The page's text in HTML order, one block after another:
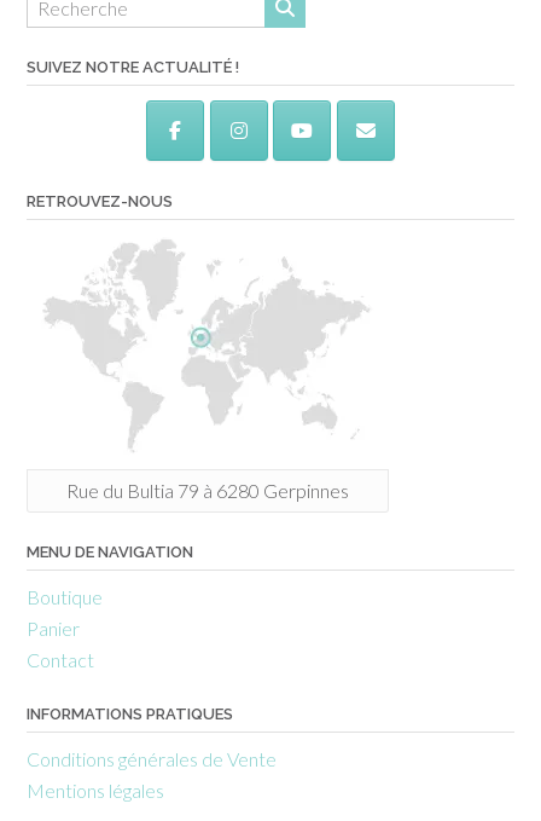
SUIVEZ NOTRE ACTUALITÉ !
RETROUVEZ-NOUS
Rue du Bultia 79 à 6280 Gerpinnes
MENU DE NAVIGATION
Boutique
Panier
Contact
INFORMATIONS PRATIQUES
Conditions générales de Vente
Mentions légales